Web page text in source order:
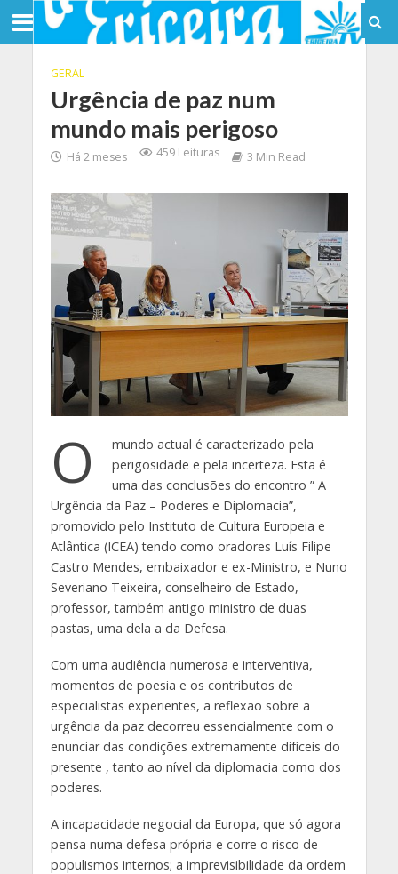
GERAL
Urgência de paz num
mundo mais perigoso
Há 2 meses 459 Leituras 3 Min Read
O
mundo actual é caracterizado pela
perigosidade e pela incerteza. Esta é
uma das conclusões do encontro ” A
Urgência da Paz – Poderes e Diplomacia”,
promovido pelo Instituto de Cultura Europeia e
Atlântica (ICEA) tendo como oradores Luís Filipe
Castro Mendes, embaixador e ex-Ministro, e Nuno
Severiano Teixeira, conselheiro de Estado,
professor, também antigo ministro de duas
pastas, uma dela a da Defesa.
Com uma audiência numerosa e interventiva,
momentos de poesia e os contributos de
especialistas experientes, a reflexão sobre a
urgência da paz decorreu essencialmente com o
enunciar das condições extremamente difíceis do
presente , tanto ao nível da diplomacia como dos
poderes.
A incapacidade negocial da Europa, que só agora
pensa numa defesa própria e corre o risco de
populismos internos; a imprevisibilidade da ordem